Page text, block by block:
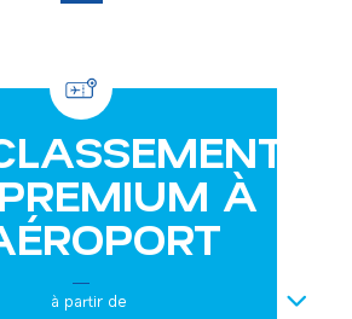
À
à partir de NEXT